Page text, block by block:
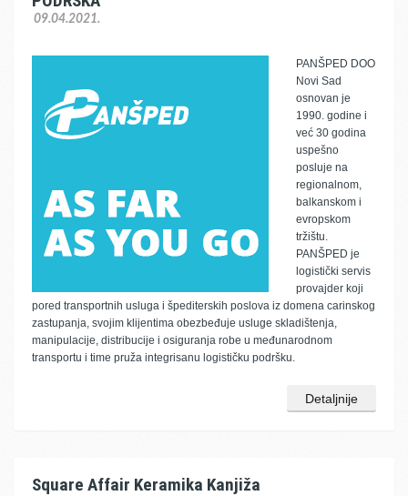
09.04.2021.
PANŠPED DOO
Novi Sad
osnovan je
1990. godine i
već 30 godina
uspešno
posluje na
regionalnom,
balkanskom i
evropskom
tržištu.
PANŠPED je
logistički servis
provajder koji
pored transportnih usluga i špediterskih poslova iz domena carinskog
zastupanja, svojim klijentima obezbeđuje usluge skladištenja,
manipulacije, distribucije i osiguranja robe u međunarodnom
transportu i time pruža integrisanu logističku podršku.
Detaljnije
Square Affair Keramika Kanjiža